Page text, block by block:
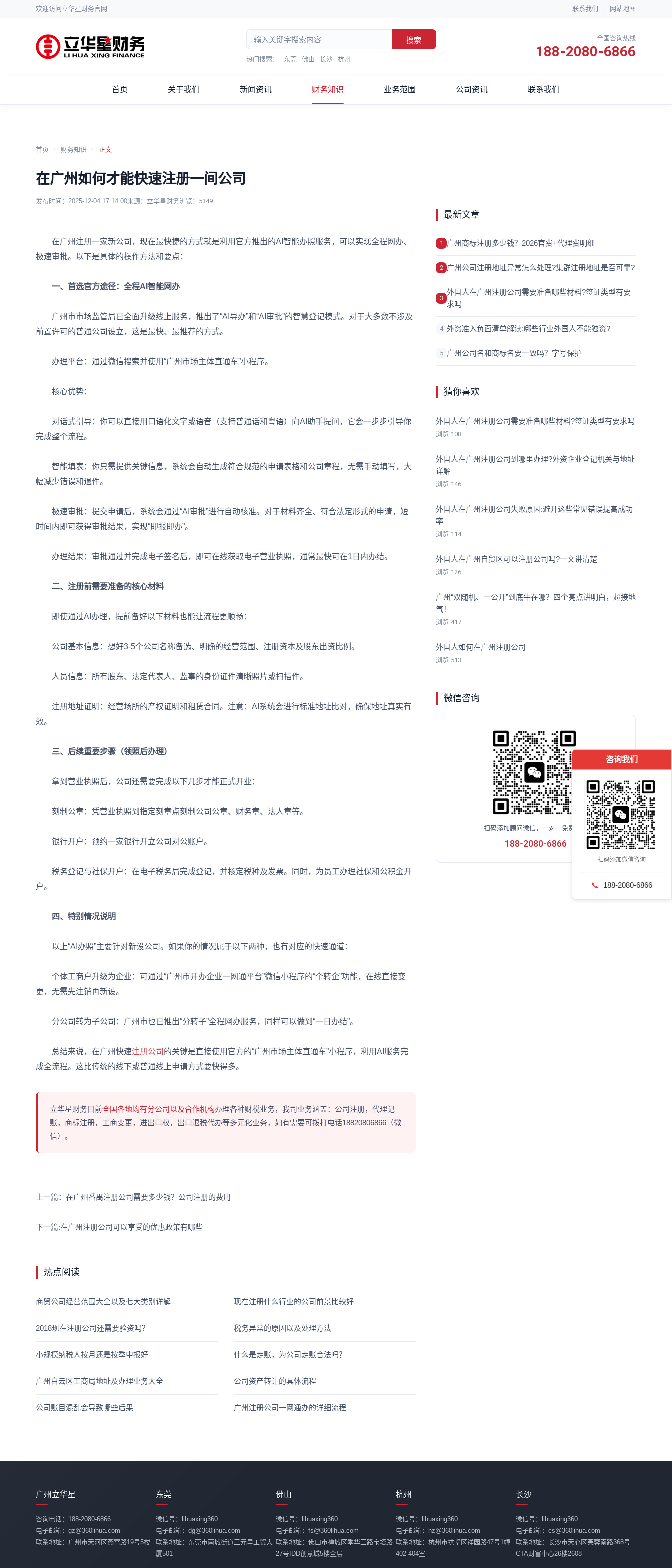
欢迎访问立华星财务官网 联系我们 网站地图
搜索
热门搜索： 东莞 佛山 长沙 杭州
全国咨询热线
188-2080-6866
首页 关于我们 新闻资讯 财务知识 业务范围 公司资讯 联系我们
首页 财务知识 正文
在广州如何才能快速注册一间公司
发布时间： 2025-12-04 17:14:00来源：立华星财务浏览： 5349
在广州注册一家新公司，现在最快捷的方式就是利用官方推出的AI智能办照服务，可以实现全程网办、
极速审批。以下是具体的操作方法和要点：
一、首选官方途径：全程AI智能网办
广州市市场监管局已全面升级线上服务，推出了“AI导办”和“AI审批”的智慧登记模式。对于大多数不涉及
前置许可的普通公司设立，这是最快、最推荐的方式。
办理平台：通过微信搜索并使用“广州市场主体直通车”小程序。
核心优势：
对话式引导：你可以直接用口语化文字或语音（支持普通话和粤语）向AI助手提问，它会一步步引导你
完成整个流程。
智能填表：你只需提供关键信息，系统会自动生成符合规范的申请表格和公司章程，无需手动填写，大
幅减少错误和退件。
极速审批：提交申请后，系统会通过“AI审批”进行自动核准。对于材料齐全、符合法定形式的申请，短
时间内即可获得审批结果，实现“即报即办”。
办理结果：审批通过并完成电子签名后，即可在线获取电子营业执照，通常最快可在1日内办结。
二、注册前需要准备的核心材料
即使通过AI办理，提前备好以下材料也能让流程更顺畅：
公司基本信息：想好3-5个公司名称备选、明确的经营范围、注册资本及股东出资比例。
人员信息：所有股东、法定代表人、监事的身份证件清晰照片或扫描件。
注册地址证明：经营场所的产权证明和租赁合同。注意：AI系统会进行标准地址比对，确保地址真实有
效。
三、后续重要步骤（领照后办理）
拿到营业执照后，公司还需要完成以下几步才能正式开业：
刻制公章：凭营业执照到指定刻章点刻制公司公章、财务章、法人章等。
银行开户：预约一家银行开立公司对公账户。
税务登记与社保开户：在电子税务局完成登记，并核定税种及发票。同时，为员工办理社保和公积金开
户。
四、特别情况说明
以上“AI办照”主要针对新设公司。如果你的情况属于以下两种，也有对应的快速通道：
个体工商户升级为企业：可通过“广州市开办企业一网通平台”微信小程序的“个转企”功能，在线直接变
更，无需先注销再新设。
分公司转为子公司：广州市也已推出“分转子”全程网办服务，同样可以做到“一日办结”。
总结来说，在广州快速注册公司 的关键是直接使用官方的“广州市场主体直通车”小程序，利用AI服务完
成全流程。这比传统的线下或普通线上申请方式要快得多。
立华星财务目前全国各地均有分公司以及合作机构办理各种财税业务，我司业务涵盖：公司注册，代理记
账，商标注册，工商变更，进出口权，出口退税代办等多元化业务，如有需要可拨打电话18820806866（微
信）。
下一篇:在广州注册公司可以享受的优惠政策有哪些
上一篇：在广州番禺注册公司需要多少钱？公司注册的费用
热点阅读
商贸公司经营范围大全以及七大类别详解 现在注册什么行业的公司前景比较好
2018现在注册公司还需要验资吗？ 税务异常的原因以及处理方法
小规模纳税人按月还是按季申报好 什么是走账，为公司走账合法吗？
广州白云区工商局地址及办理业务大全 公司资产转让的具体流程
公司账目混乱会导致哪些后果 广州注册公司一网通办的详细流程
最新文章
1 广州商标注册多少钱？2026官费+代理费明细
2 广州公司注册地址异常怎么处理?集群注册地址是否可靠?
3
外国人在广州注册公司需要准备哪些材料?签证类型有要
求吗
4 外资准入负面清单解读:哪些行业外国人不能独资?
5 广州公司名和商标名要一致吗？字号保护
猜你喜欢
外国人在广州注册公司需要准备哪些材料?签证类型有要求吗
浏览 108
外国人在广州注册公司到哪里办理?外资企业登记机关与地址
详解
浏览 146
外国人在广州注册公司失败原因:避开这些常见错误提高成功
率
浏览 114
外国人在广州自贸区可以注册公司吗?一文讲清楚
浏览 126
广州“双随机、一公开”到底牛在哪？四个亮点讲明白，超接地
气！
浏览 417
外国人如何在广州注册公司
浏览 513
微信咨询
扫码添加顾问微信，一对一免费咨询
188-2080-6866
咨询我们
扫码添加微信咨询
📞 188-2080-6866
广州立华星
咨询电话：188-2080-6866
电子邮箱：gz@360lihua.com
联系地址：广州市天河区燕富路19号5楼
东莞
微信号：lihuaxing360
电子邮箱：dg@360lihua.com
联系地址：东莞市南城街道三元里工贸大
厦501
佛山
微信号：lihuaxing360
电子邮箱：fs@360lihua.com
联系地址：佛山市禅城区季华三路宝塔路
27号IDD创意城5楼全层
杭州
微信号：lihuaxing360
电子邮箱：hz@360lihua.com
联系地址：杭州市拱墅区祥园路47号1幢
402-404室
长沙
微信号：lihuaxing360
电子邮箱：cs@360lihua.com
联系地址：长沙市天心区芙蓉南路368号
CTA财富中心26楼2608